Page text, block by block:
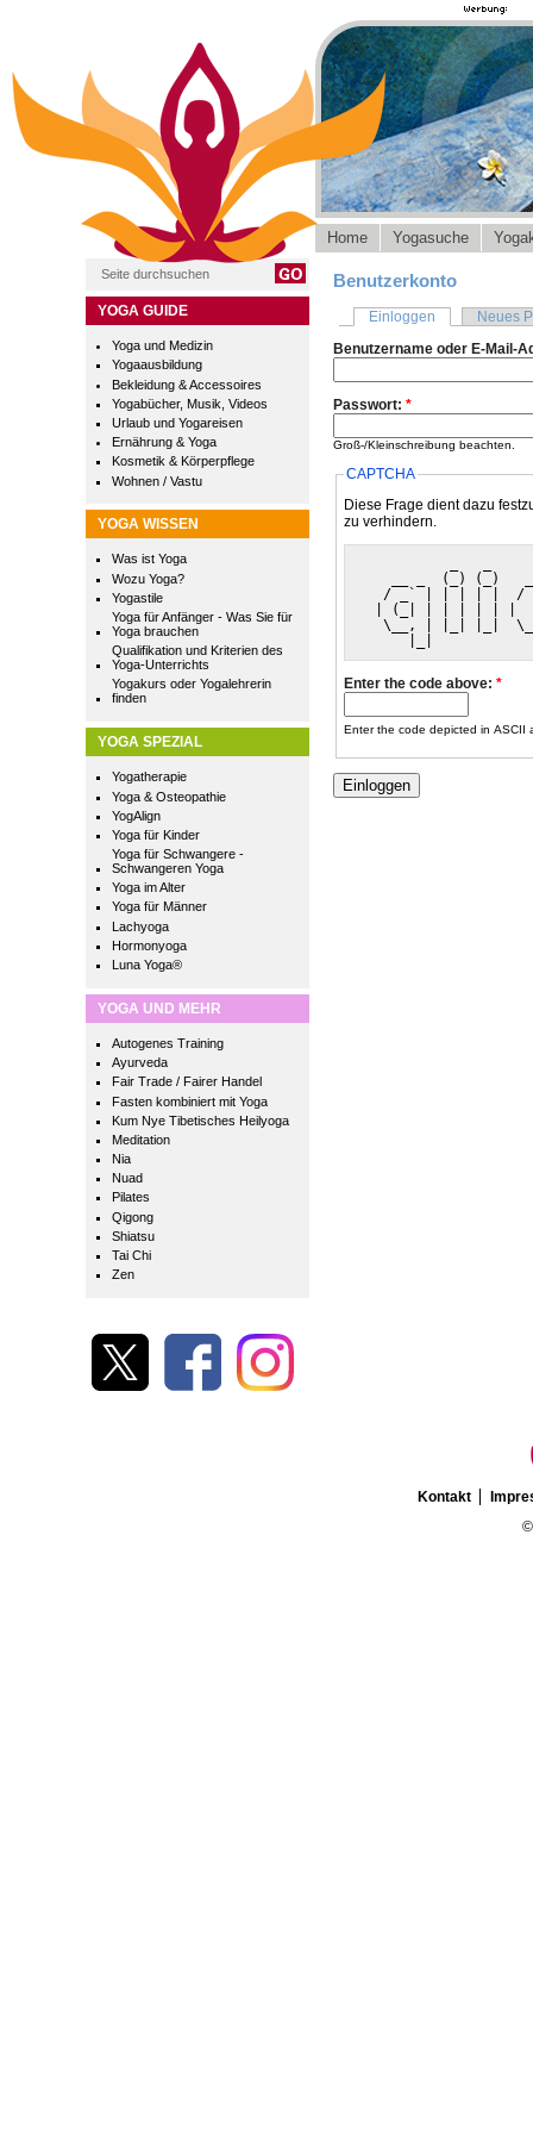
YOGA GUIDE
Yoga und Medizin
Yogaausbildung
Bekleidung & Accessoires
Yogabücher, Musik, Videos
Urlaub und Yogareisen
Ernährung & Yoga
Kosmetik & Körperpflege
Wohnen / Vastu
YOGA WISSEN
Was ist Yoga
Wozu Yoga?
Yogastile
Yoga für Anfänger - Was Sie für
Yoga brauchen
Qualifikation und Kriterien des
Yoga-Unterrichts
Yogakurs oder Yogalehrerin
finden
YOGA SPEZIAL
Yogatherapie
Yoga & Osteopathie
YogAlign
Yoga für Kinder
Yoga für Schwangere -
Schwangeren Yoga
Yoga im Alter
Yoga für Männer
Lachyoga
Hormonyoga
Luna Yoga®
YOGA UND MEHR
Autogenes Training
Ayurveda
Fair Trade / Fairer Handel
Fasten kombiniert mit Yoga
Kum Nye Tibetisches Heilyoga
Meditation
Nia
Nuad
Pilates
Qigong
Shiatsu
Tai Chi
Zen
Home Yogasuche
Benutzerkonto
Einloggen
Neues
Benutzername oder E-Mail-
Passwort: *
Groß-/Kleinschreibung beachten.
CAPTCHA
Diese Frage dient dazu
zu verhindern.
__ _  (_) (_)
/ _` | | | | |  /
| (_| | | | | | |
\__, | |_| |_|
Enter the code above: *
Enter the code depicted in ASCII
Kontakt
©